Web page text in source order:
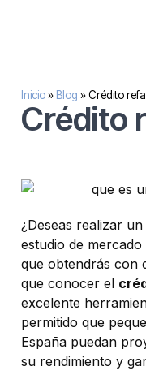
Inicio» Blog »Crédito
Crédito
¿Deseas realizar
estudio de
que obtendrás con
que conocer el
excelente
permitido que
España puedan
su rendimiento y